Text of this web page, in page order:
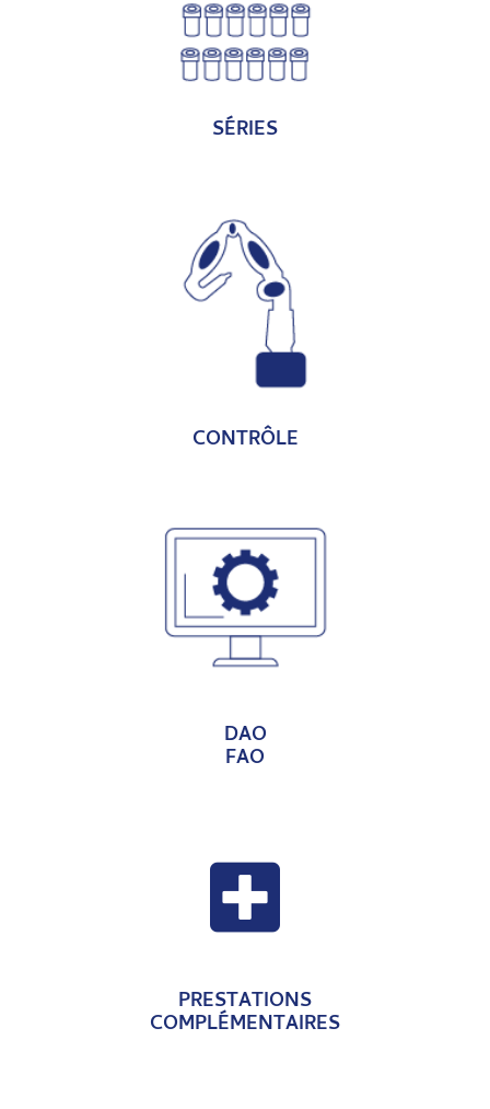
SÉRIES
DÉCOUVRIR
CONTRÔLE
DÉCOUVRIR
DAO
FAO
PRESTATIONS
COMPLÉMENTAIRES